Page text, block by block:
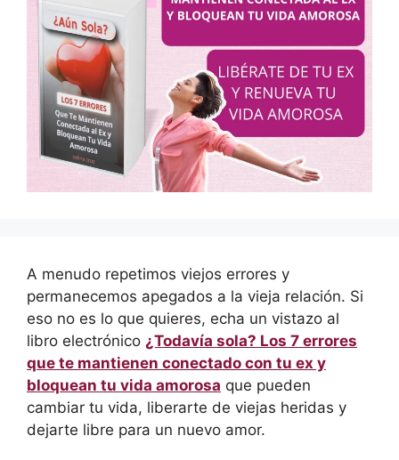
A menudo repetimos viejos errores y
permanecemos apegados a la vieja relación. Si
eso no es lo que quieres, echa un vistazo al
libro electrónico ¿Todavía sola? Los 7 errores
que te mantienen conectado con tu ex y
bloquean tu vida amorosa que pueden
cambiar tu vida, liberarte de viejas heridas y
dejarte libre para un nuevo amor.